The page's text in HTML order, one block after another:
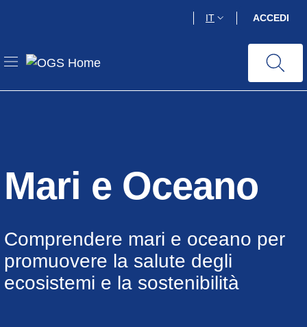
principale
IT ACCEDI
Mari e Oceano
Comprendere mari e oceano per
promuovere la salute degli
ecosistemi e la sostenibilità